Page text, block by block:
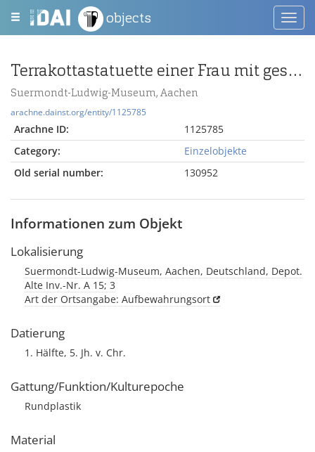
objects
Terrakottastatuette einer Frau mit geschultertem Kind
Suermondt-Ludwig-Museum, Aachen
arachne.dainst.org/entity/1125785
Arachne ID:
1125785
Category:
Einzelobjekte
Old serial number:
130952
Informationen zum Objekt
Lokalisierung
Suermondt-Ludwig-Museum, Aachen, Deutschland, Depot.
Alte Inv.-Nr. A 15; 3
Art der Ortsangabe: Aufbewahrungsort
Datierung
1. Hälfte, 5. Jh. v. Chr.
Gattung/Funktion/Kulturepoche
Rundplastik
Material